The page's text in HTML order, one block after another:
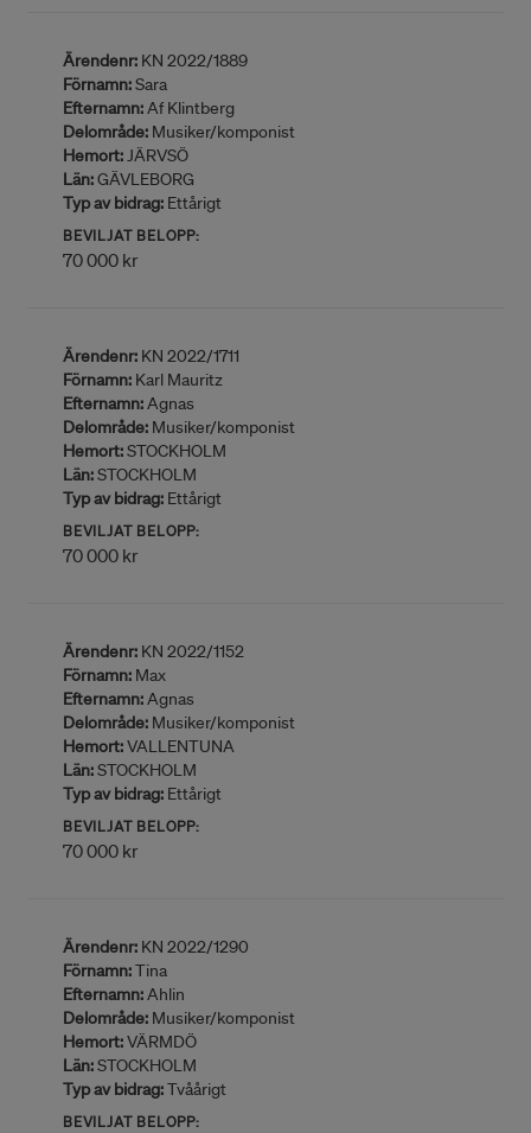
Ärendenr: KN 2022/1889
Förnamn:Sara
Efternamn:Af Klintberg
Delområde: Musiker/komponist
Hemort:JÄRVSÖ
Län:GÄVLEBORG
Typ av bidrag: Ettårigt
BEVILJAT BELOPP:
70 000 kr
Ärendenr: KN 2022/1711
Förnamn: Karl Mauritz
Efternamn:Agnas
Delområde: Musiker/komponist
Hemort:STOCKHOLM
Län:STOCKHOLM
Typ av bidrag: Ettårigt
BEVILJAT BELOPP:
70 000 kr
Ärendenr: KN 2022/1152
Förnamn: Max
Efternamn:Agnas
Delområde: Musiker/komponist
Hemort:VALLENTUNA
Län:STOCKHOLM
Typ av bidrag: Ettårigt
BEVILJAT BELOPP:
70 000 kr
Ärendenr: KN 2022/1290
Förnamn:Tina
Efternamn:Ahlin
Delområde: Musiker/komponist
Hemort:VÄRMDÖ
Län:STOCKHOLM
Typ av bidrag:Tvåårigt
BEVILJAT BELOPP: